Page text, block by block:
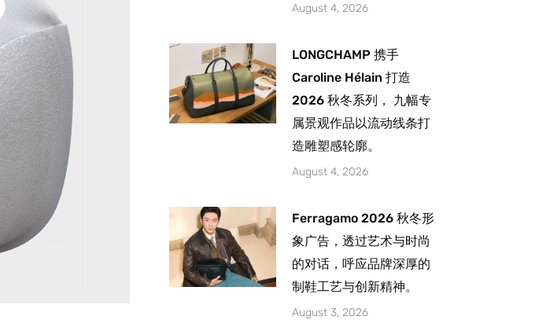
August 4, 2026
LONGCHAMP 携手
Caroline Hélain 打造
2026 秋冬系列， 九幅专
属景观作品以流动线条打
造雕塑感轮廓。
August 4, 2026
Ferragamo 2026 秋冬形
象广告，透过艺术与时尚
的对话，呼应品牌深厚的
制鞋工艺与创新精神。
August 3, 2026